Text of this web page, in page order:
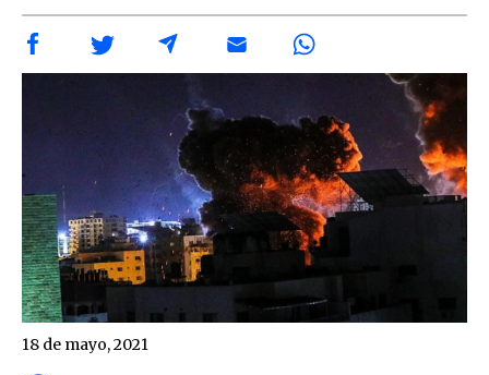
18 de mayo, 2021